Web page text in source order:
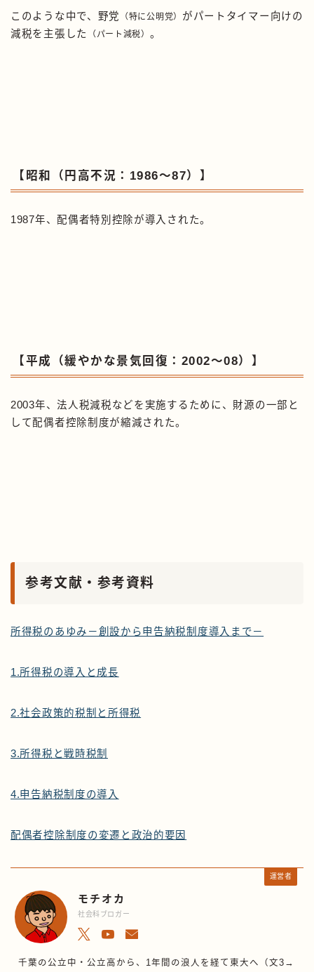
このような中で、野党 （特に公明党） がパートタイマー向けの
減税を主張した
（パート減税） 。
【昭和（円高不況：1986〜87）】
1987年、配偶者特別控除が導入された。
【平成（緩やかな景気回復：2002〜08）】
2003年、法人税減税などを実施するために、財源の一部と
して配偶者控除制度が縮減された。
参考文献・参考資料
所得税のあゆみ－創設から申告納税制度導入まで－
1.所得税の導入と成長
2.社会政策的税制と所得税
3.所得税と戦時税制
4.申告納税制度の導入
配偶者控除制度の変遷と政治的要因
運営者
モチオカ
社会科ブロガー
千葉の公立中・公立高から、1年間の浪人を経て東大へ（文3→